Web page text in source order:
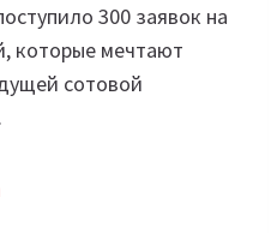
300 заявок на
которые мечтают
сотовой